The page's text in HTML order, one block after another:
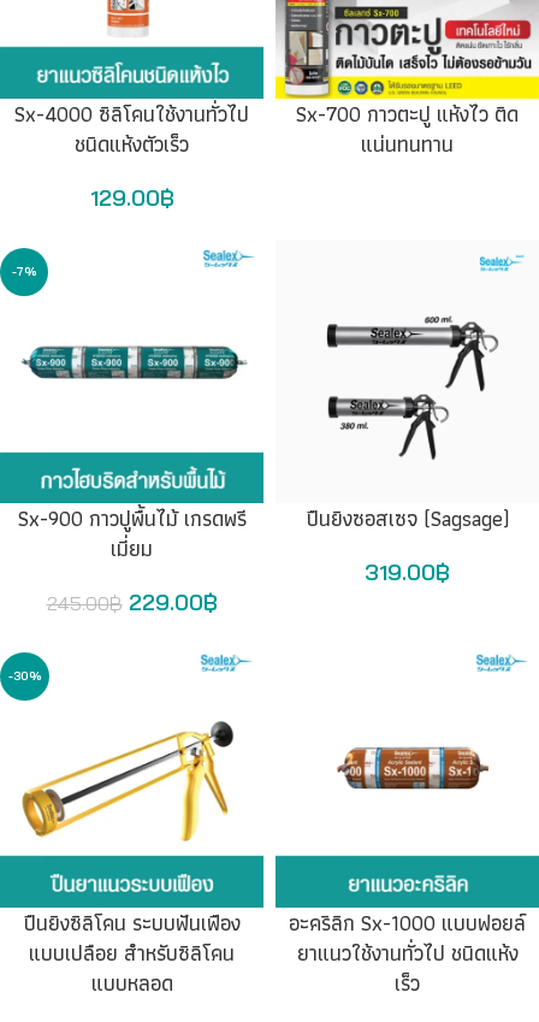
Sx-4000 ซิลิโคนใช้งานทั่วไป
ชนิดแห้งตัวเร็ว
129.00฿
Sx-700 กาวตะปู แห้งไว ติด
แน่นทนทาน
-7%
Sx-900 กาวปูพื้นไม้ เกรดพรี
เมี่ยม
245.00฿ 229.00฿
ปืนยิงซอสเซจ (Sagsage)
319.00฿
-30%
ปืนยิงซิลิโคน ระบบฟันเฟือง
แบบเปลือย สำหรับซิลิโคน
แบบหลอด
อะคริลิก Sx-1000 แบบฟอยล์
ยาแนวใช้งานทั่วไป ชนิดแห้ง
เร็ว